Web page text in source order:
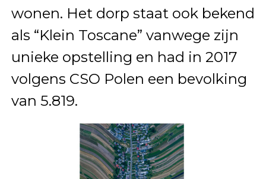
wonen. Het dorp staat ook bekend
als “Klein Toscane” vanwege zijn
unieke opstelling en had in 2017
volgens CSO Polen een bevolking
van 5.819.